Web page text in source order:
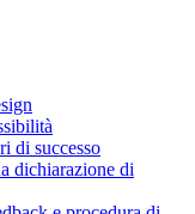
di successo
dichiarazione di